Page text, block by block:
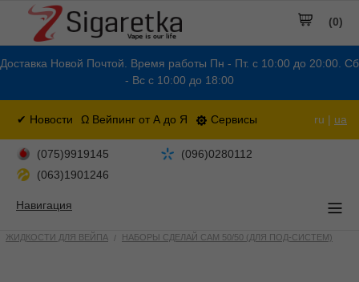
Доставка Новой Почтой. Время работы Пн - Пт. с 10:00 до 20:00. Сб
- Вс с 10:00 до 18:00
✔ Новости Ω Вейпинг от А до Я Сервисы ru | ua
(0)
(075)9919145
(096)0280112
(063)1901246
Навигация
ЖИДКОСТИ ДЛЯ ВЕЙПА НАБОРЫ СДЕЛАЙ САМ 50/50 (ДЛЯ ПОД-СИСТЕМ)